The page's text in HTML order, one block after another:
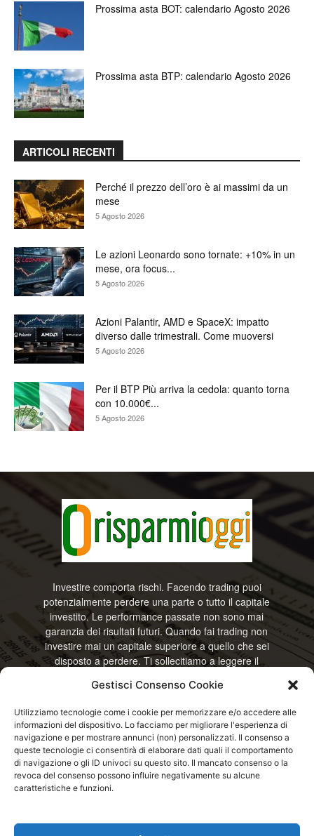
Gestisci Consenso Cookie
Utilizziamo tecnologie come i cookie per memorizzare e/o accedere alle
informazioni del dispositivo. Lo facciamo per migliorare l'esperienza di
navigazione e per mostrare annunci (non) personalizzati. Il consenso a
queste tecnologie ci consentirà di elaborare dati quali il comportamento
di navigazione o gli ID univoci su questo sito. Il mancato consenso o la
revoca del consenso possono influire negativamente su alcune
caratteristiche e funzioni.
Prossima asta BOT: calendario Agosto 2026
Prossima asta BTP: calendario Agosto 2026
ARTICOLI RECENTI
Perché il prezzo dell’oro è ai massimi da un
mese
5 Agosto 2026
Le azioni Leonardo sono tornate: +10% in un
mese, ora focus...
5 Agosto 2026
Azioni Palantir, AMD e SpaceX: impatto
diverso dalle trimestrali. Come muoversi
5 Agosto 2026
Per il BTP Più arriva la cedola: quanto torna
con 10.000€...
5 Agosto 2026
Investire comporta rischi. Facendo trading puoi
potenzialmente perdere una parte o tutto il capitale
investito. Le performance passate non sono mai
garanzia dei risultati futuri. Quando fai trading non
investire mai un capitale superiore a quello che sei
disposto a perdere. Ti sollecitiamo a leggere il
RisparmiOggi non offre alcun genere di consulenza
informazioni riportate. Continuando ad accedere o
a usare questo sito o ogni servizio disponibile
questo sito, dichiari di accettare termini e condizioni
previste. © RisparmiOggi
Contattaci: